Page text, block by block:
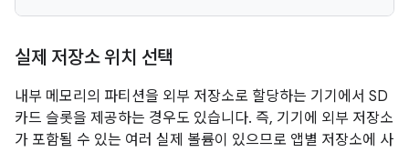
실제 저장소 위치 선택
내부 메모리의 파티션을 외부 저장소로 할당하는 기기에서 SD
카드 슬롯을 제공하는 경우도 있습니다. 즉, 기기에 외부 저장소
가 포함될 수 있는 여러 실제 볼륨이 있으므로 앱별 저장소에 사